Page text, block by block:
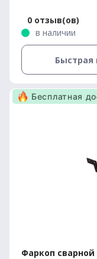
0 отзыв(ов)
в наличии
Быстрая
Фаркоп сварной
Бесплатная